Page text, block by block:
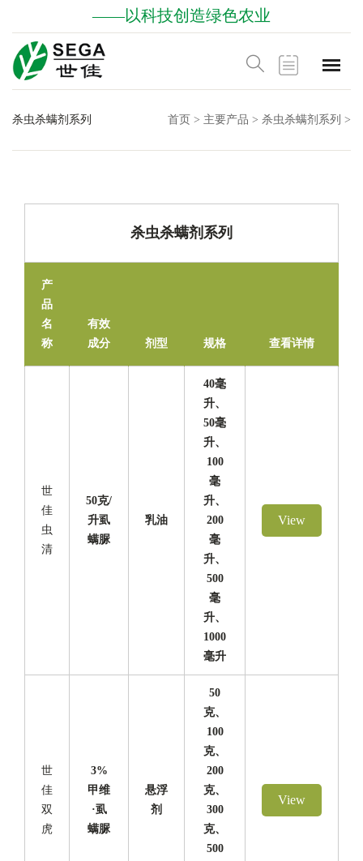
——以科技创造绿色农业
杀虫杀螨剂系列 首页 > 主要产品 > 杀虫杀螨剂系列 >
杀虫杀螨剂系列
产
品
名
称
有效
成分
剂型 规格 查看详情
世
佳
虫
清
50克/
升虱
螨脲
乳油
40毫
升、
50毫
升、
100
毫
升、
200
毫
升、
500
毫
升、
1000
毫升
View
世
佳
双
虎
3%
甲维
·虱
螨脲
悬浮
剂
50
克、
100
克、
200
克、
300
克、
500
View